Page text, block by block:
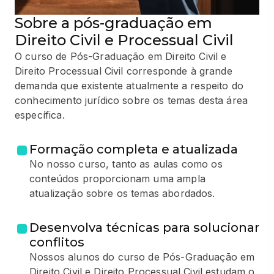
Sobre a pós-graduação em
Direito Civil e Processual Civil
O curso de Pós-Graduação em Direito Civil e
Direito Processual Civil corresponde à grande
demanda que existente atualmente a respeito do
conhecimento jurídico sobre os temas desta área
específica.
Formação completa e atualizada
No nosso curso, tanto as aulas como os
conteúdos proporcionam uma ampla
atualização sobre os temas abordados.
Desenvolva técnicas para solucionar
conflitos
Nossos alunos do curso de Pós-Graduação em
Direito Civil e Direito Processual Civil estudam o